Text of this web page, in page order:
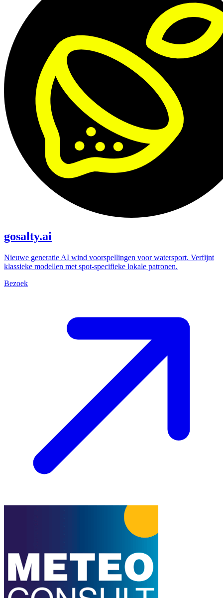
gosalty.ai
Nieuwe generatie AI wind voorspellingen voor watersport. Verfijnt
klassieke modellen met spot-specifieke lokale patronen.
Bezoek